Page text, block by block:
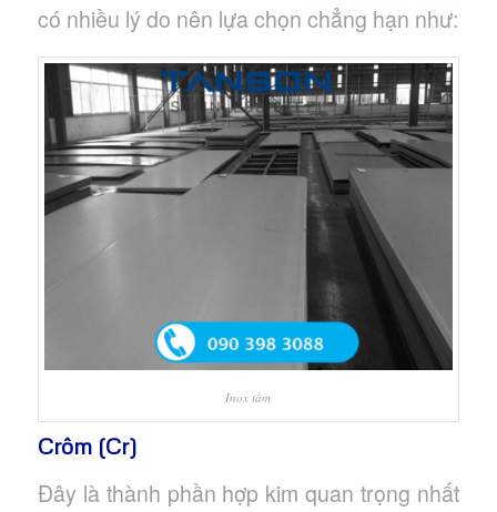
có nhiều lý do nên lựa chọn chẳng hạn như:
Inox tấm
Crôm (Cr)
Đây là thành phần hợp kim quan trọng nhất